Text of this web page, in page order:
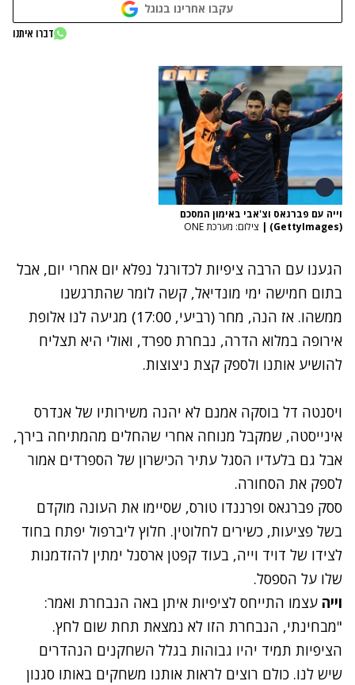
עקבו אחרינו בגוגל
דברו איתנו
וייה עם פברגאס וצ'אבי באימון המסכם
(GettyImages)
| צילום: מערכת ONE
הגענו עם הרבה ציפיות לכדורגל נפלא יום אחרי יום, אבל
בתום חמישה ימי מונדיאל, קשה לומר שהתרגשנו
ממשהו. אז הנה, מחר (רביעי, 17:00) מגיעה לנו אלופת
אירופה במלוא הדרה, נבחרת ספרד, ואולי היא תצליח
להושיע אותנו ולספק קצת ניצוצות.
ויסנטה דל בוסקה אמנם לא יהנה משירותיו של אנדרס
אינייסטה, שמקבל מנוחה אחרי שהחלים מהמתיחה בירך,
אבל גם בלעדיו הסגל עתיר הכישרון של הספרדים אמור
לספק את הסחורה.
ססק פברגאס ופרננדו טורס, שסיימו את העונה מוקדם
בשל פציעות, כשירים לחלוטין. חלוץ ליברפול יפתח בחוד
לצידו של דויד וייה, בעוד קפטן ארסנל ימתין להזדמנות
שלו על הספסל.
וייה עצמו התייחס לציפיות איתן באה הנבחרת ואמר:
"מבחינתי, הנבחרת הזו לא נמצאת תחת שום לחץ.
הציפיות תמיד יהיו גבוהות בגלל השחקנים הנהדרים
שיש לנו. כולם רוצים לראות אותנו משחקים באותו סגנון